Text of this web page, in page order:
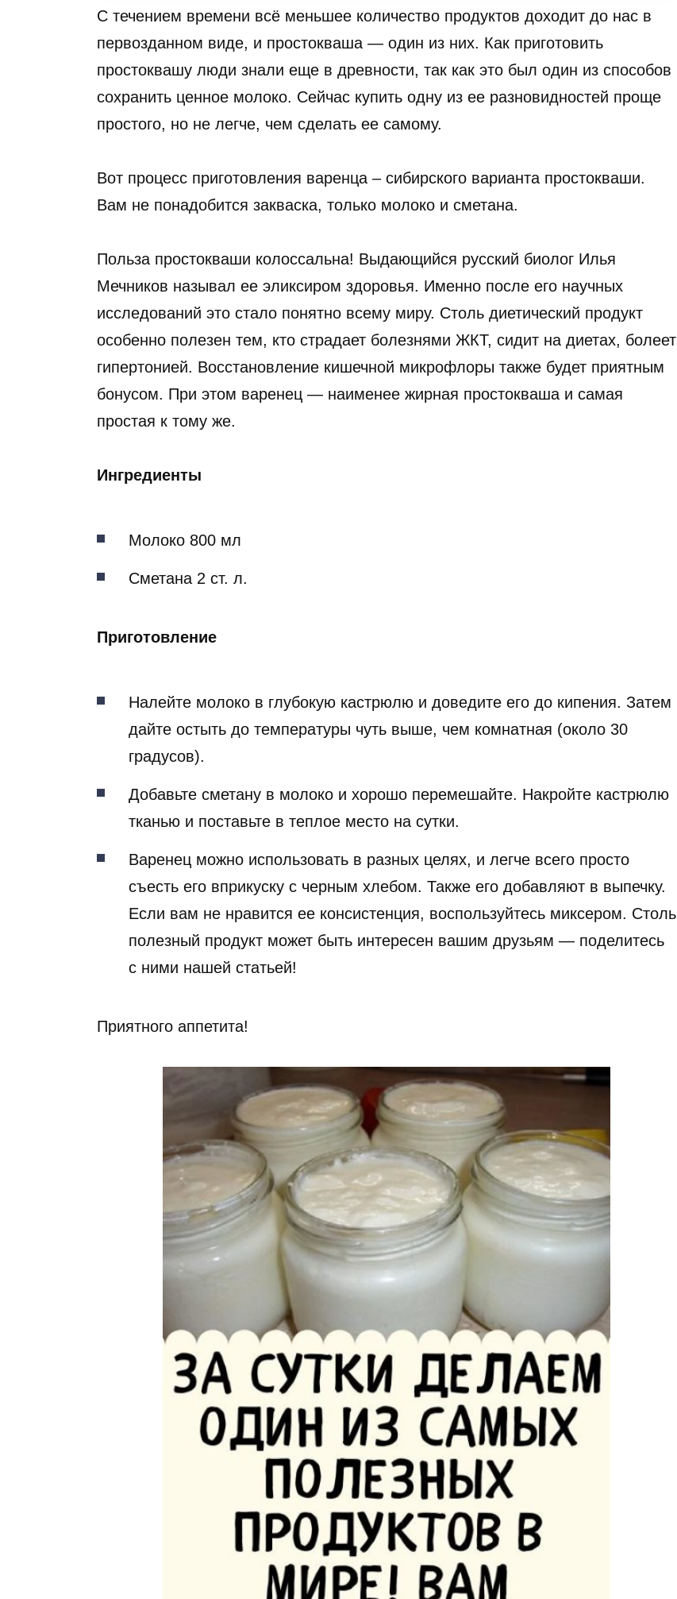
С течением времени всё меньшее количество продуктов доходит до нас в
первозданном виде, и простокваша — один из них. Как приготовить
простоквашу люди знали еще в древности, так как это был один из способов
сохранить ценное молоко. Сейчас купить одну из ее разновидностей проще
простого, но не легче, чем сделать ее самому.
Вот процесс приготовления варенца – сибирского варианта простокваши.
Вам не понадобится закваска, только молоко и сметана.
Польза простокваши колоссальна! Выдающийся русский биолог Илья
Мечников называл ее эликсиром здоровья. Именно после его научных
исследований это стало понятно всему миру. Столь диетический продукт
особенно полезен тем, кто страдает болезнями ЖКТ, сидит на диетах, болеет
гипертонией. Восстановление кишечной микрофлоры также будет приятным
бонусом. При этом варенец — наименее жирная простокваша и самая
простая к тому же.
Ингредиенты
Молоко 800 мл
Сметана 2 ст. л.
Приготовление
Налейте молоко в глубокую кастрюлю и доведите его до кипения. Затем
дайте остыть до температуры чуть выше, чем комнатная (около 30
градусов).
Добавьте сметану в молоко и хорошо перемешайте. Накройте кастрюлю
тканью и поставьте в теплое место на сутки.
Варенец можно использовать в разных целях, и легче всего просто
съесть его вприкуску с черным хлебом. Также его добавляют в выпечку.
Если вам не нравится ее консистенция, воспользуйтесь миксером. Столь
полезный продукт может быть интересен вашим друзьям — поделитесь
с ними нашей статьей!
Приятного аппетита!